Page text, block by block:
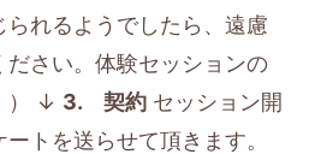
れるようでしたら、遠慮
さい。体験セッションの
） ↓ 3. 契約セッション開
トを送らせて頂きます。